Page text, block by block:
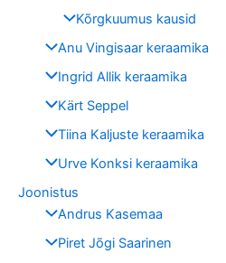
Kõrgkuumus kausid
Anu Vingisaar keraamika
Ingrid Allik keraamika
Kärt Seppel
Tiina Kaljuste keraamika
Urve Konksi keraamika
Joonistus
Andrus Kasemaa
Piret Jõgi Saarinen